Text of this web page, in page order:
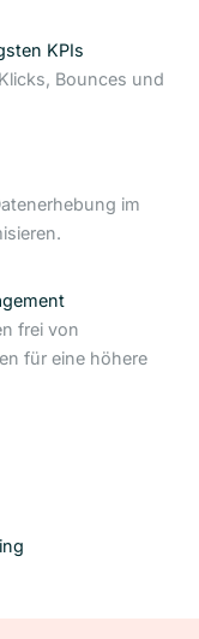
KPIs
Bounces und
im
frei von
für eine höhere